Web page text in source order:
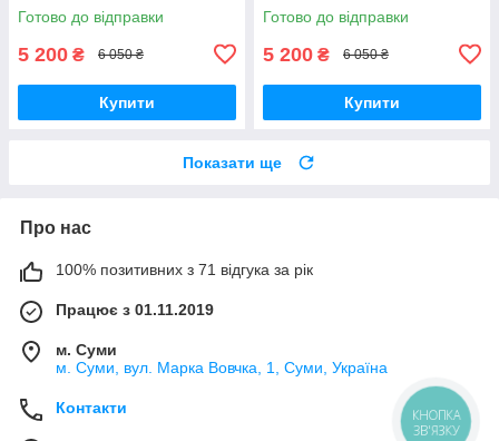
Готово до відправки
5 200 ₴ 6 050 ₴
Купити
Готово до відправки
5 200 ₴ 6 050 ₴
Купити
Показати ще
Про нас
100% позитивних з 71 відгука за рік
Працює з 01.11.2019
м. Суми
м. Суми, вул. Марка Вовчка, 1, Суми, Україна
Контакти
КНОПКА
ЗВ'ЯЗКУ